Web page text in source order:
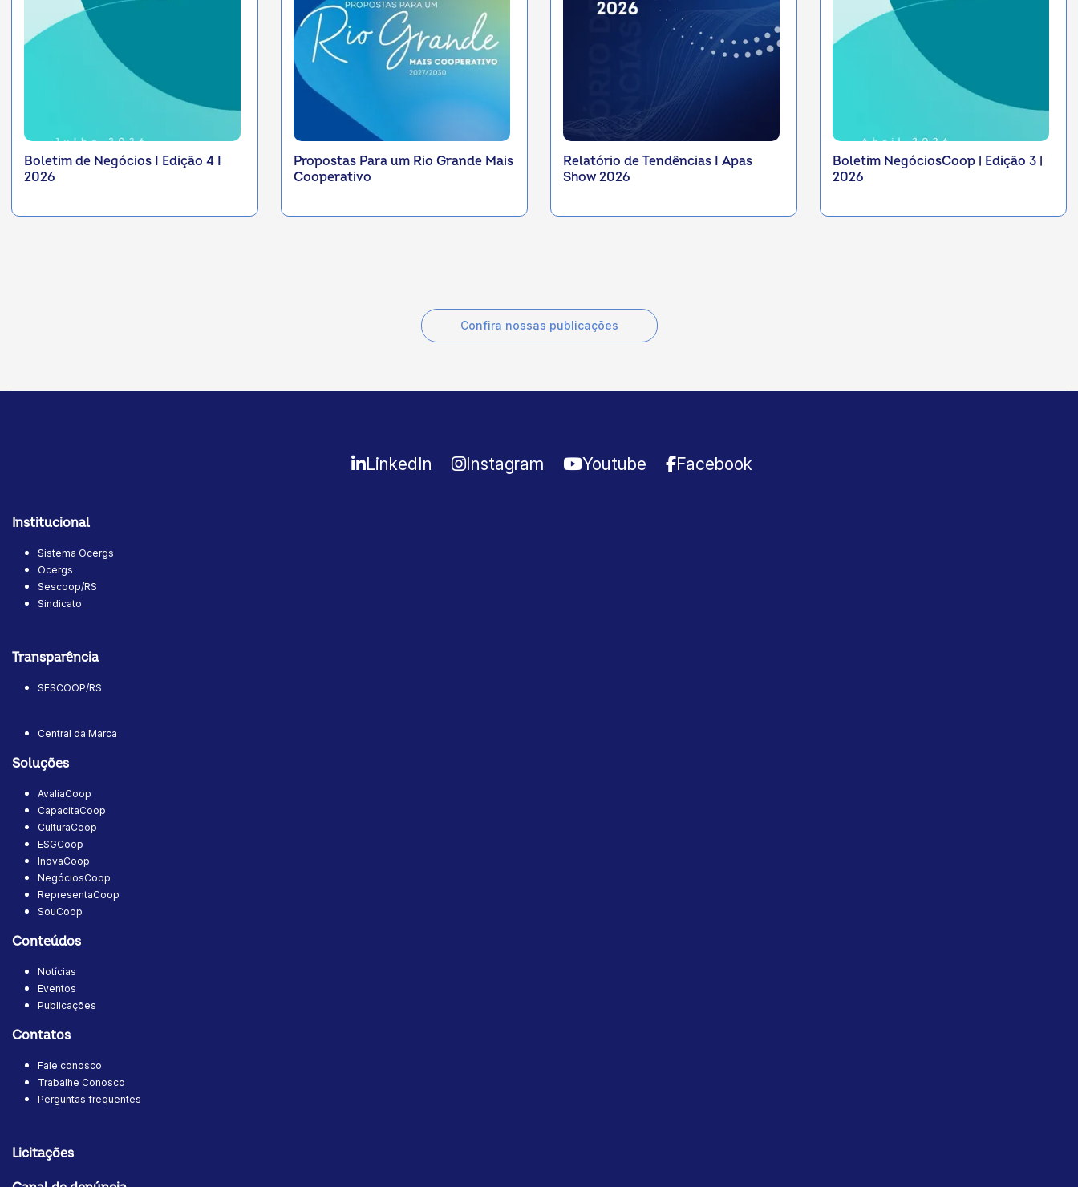
Boletim de Negócios I Edição 4 I
2026
Propostas Para um Rio Grande Mais
Cooperativo
Relatório de Tendências I Apas
Show 2026
Boletim NegóciosCoop | Edição 3 |
2026
Confira nossas publicações
LinkedIn Instagram Youtube Facebook
Institucional
Sistema Ocergs
Ocergs
Sescoop/RS
Sindicato
Transparência
SESCOOP/RS
Central da Marca
Soluções
AvaliaCoop
CapacitaCoop
CulturaCoop
ESGCoop
InovaCoop
NegóciosCoop
RepresentaCoop
SouCoop
Conteúdos
Notícias
Eventos
Publicações
Contatos
Fale conosco
Trabalhe Conosco
Perguntas frequentes
Licitações